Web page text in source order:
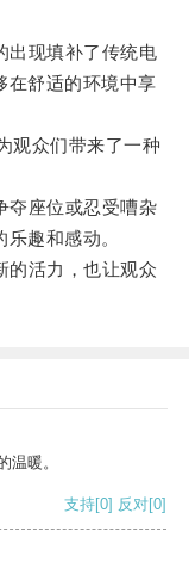
现填补了传统电
在舒适的环境中享
众们带来了一种
座位或忍受嘈杂
趣和感动。
活力，也让观众
温暖。
支持[0] 反对[0]